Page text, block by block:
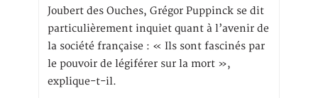
Joubert des Ouches, Grégor Puppinck se dit
particulièrement inquiet quant à l’avenir de
la société française : « Ils sont fascinés par
le pouvoir de légiférer sur la mort »,
explique-t-il.